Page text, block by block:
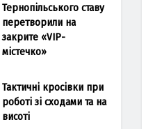
Тернопільського ставу
перетворили на
закрите «VIP-
містечко»
Тактичні кросівки при
роботі зі сходами та на
висоті